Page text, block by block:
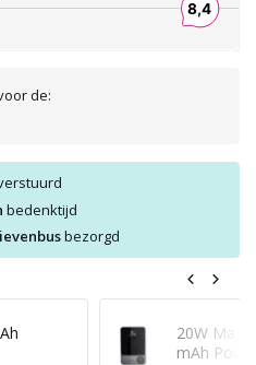
de:
bedenktijd
bezorgd
20W
mAh